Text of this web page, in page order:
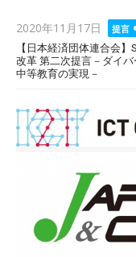
Posted
on
2020年11月17日 提言
【日本経済団体連合会
改革 第二次提言－ダイ
中等教育の実現－